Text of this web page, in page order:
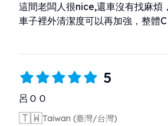
這間老闆人很nice,還車沒有找麻煩
車子裡外清潔度可以再加強，整體
5
呂ＯＯ
🇹🇼Taiwan (臺灣/台灣)